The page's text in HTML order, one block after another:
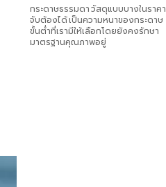
กระดาษธรรมดา วัสดุแบบบางในราคา
จับต้องได้ เป็นความหนาของกระดาษ
ขั้นต่ำที่เรามีให้เลือกโดยยังคงรักษา
มาตรฐานคุณภาพอยู่